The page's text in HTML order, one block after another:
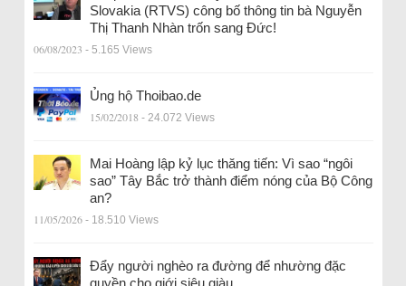
Slovakia (RTVS) công bố thông tin bà Nguyễn
Thị Thanh Nhàn trốn sang Đức!
06/08/2023 - 5.165 Views
Ủng hộ Thoibao.de
15/02/2018 - 24.072 Views
Mai Hoàng lập kỷ lục thăng tiến: Vì sao “ngôi
sao” Tây Bắc trở thành điểm nóng của Bộ Công
an?
11/05/2026 - 18.510 Views
Đẩy người nghèo ra đường để nhường đặc
quyền cho giới siêu giàu